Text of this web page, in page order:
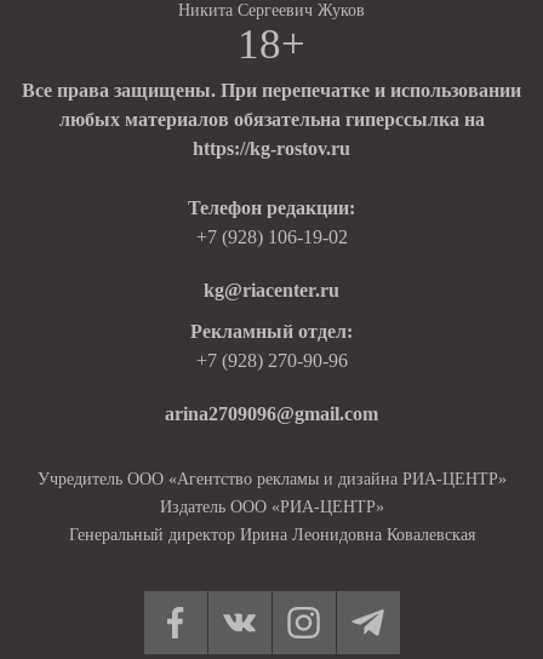
Никита Сергеевич Жуков
18+
Все права защищены. При перепечатке и использовании
любых материалов обязательна гиперссылка на
https://kg-rostov.ru
Телефон редакции:
+7 (928) 106-19-02
kg@riacenter.ru
Рекламный отдел:
+7 (928) 270-90-96
arina2709096@gmail.com
Учредитель ООО «Агентство рекламы и дизайна РИА-ЦЕНТР»
Издатель ООО «РИА-ЦЕНТР»
Генеральный директор Ирина Леонидовна Ковалевская